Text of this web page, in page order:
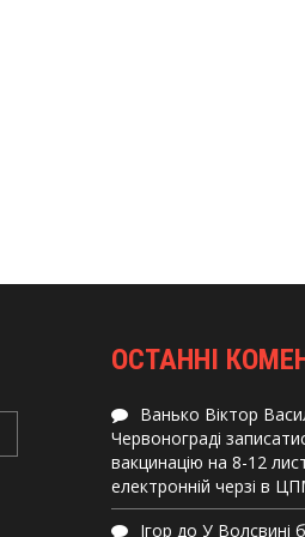
ОСТАННІ
Ванько Віктор
Червонограді
вакцинацію на 8-12
електронній черзі в
Ігор до У Волсвині